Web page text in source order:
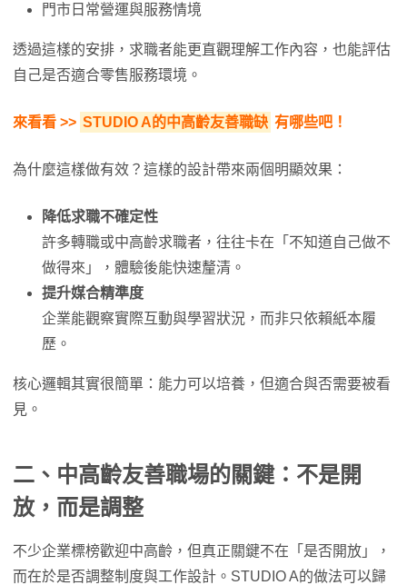
門市日常營運與服務情境
透過這樣的安排，求職者能更直觀理解工作內容，也能評估
自己是否適合零售服務環境。
來看看 >> STUDIO A的中高齡友善職缺 有哪些吧！
為什麼這樣做有效？這樣的設計帶來兩個明顯效果：
降低求職不確定性
許多轉職或中高齡求職者，往往卡在「不知道自己做不
做得來」，體驗後能快速釐清。
提升媒合精準度
企業能觀察實際互動與學習狀況，而非只依賴紙本履
歷。
核心邏輯其實很簡單：能力可以培養，但適合與否需要被看
見。
二、中高齡友善職場的關鍵：不是開
放，而是調整
不少企業標榜歡迎中高齡，但真正關鍵不在「是否開放」，
而在於是否調整制度與工作設計。STUDIO A的做法可以歸